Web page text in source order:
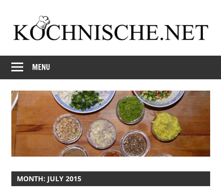
content
Kochnische.net
another
Foodblog
MENU
MONTH: JULY 2015